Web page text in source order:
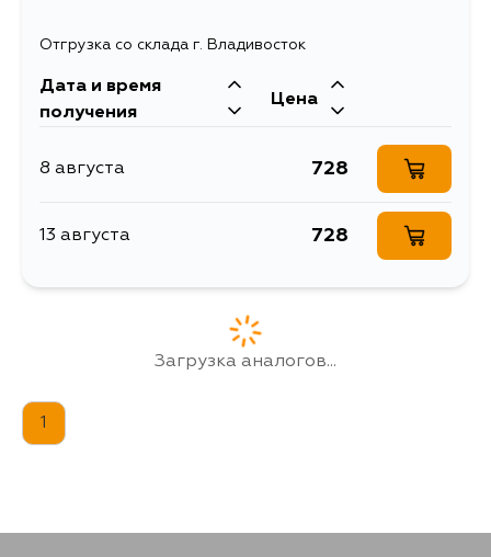
Отгрузка со склада г. Владивосток
Дата и время
получения
Цена
8 августа 728
13 августа 728
Загрузка аналогов...
1